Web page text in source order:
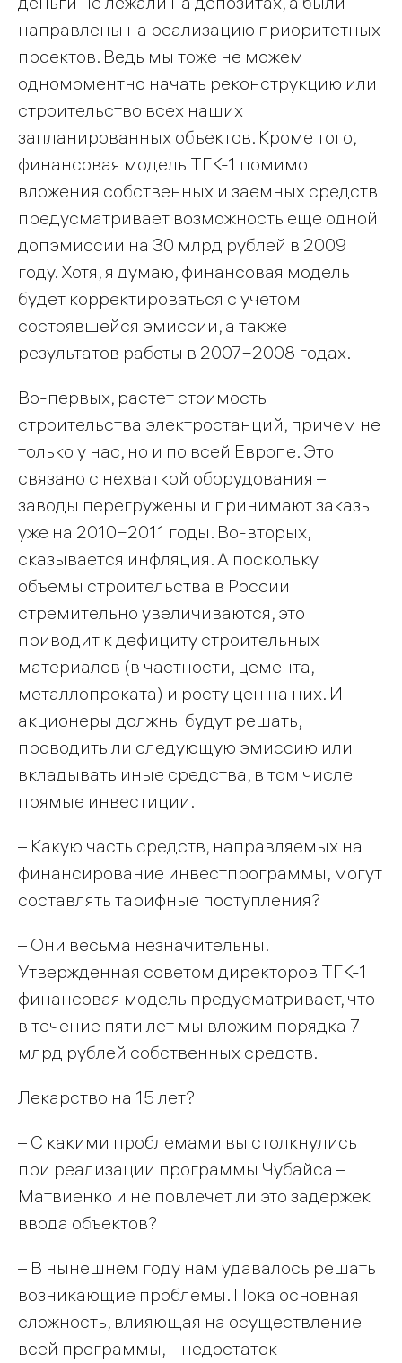
направлены на реализацию приоритетных
проектов. Ведь мы тоже не можем
одномоментно начать реконструкцию или
строительство всех наших
запланированных объектов. Кроме того,
финансовая модель ТГК-1 помимо
вложения собственных и заемных средств
предусматривает возможность еще одной
допэмиссии на 30 млрд рублей в 2009
году. Хотя, я думаю, финансовая модель
будет корректироваться с учетом
состоявшейся эмиссии, а также
результатов работы в 2007−2008 годах.
Во-первых, растет стоимость
строительства электростанций, причем не
только у нас, но и по всей Европе. Это
связано с нехваткой оборудования –
заводы перегружены и принимают заказы
уже на 2010−2011 годы. Во-вторых,
сказывается инфляция. А поскольку
объемы строительства в России
стремительно увеличиваются, это
приводит к дефициту строительных
материалов (в частности, цемента,
металлопроката) и росту цен на них. И
акционеры должны будут решать,
проводить ли следующую эмиссию или
вкладывать иные средства, в том числе
прямые инвестиции.
– Какую часть средств, направляемых на
финансирование инвестпрограммы, могут
составлять тарифные поступления?
– Они весьма незначительны.
Утвержденная советом директоров ТГК-1
финансовая модель предусматривает, что
в течение пяти лет мы вложим порядка 7
млрд рублей собственных средств.
Лекарство на 15 лет?
– С какими проблемами вы столкнулись
при реализации программы Чубайса –
Матвиенко и не повлечет ли это задержек
ввода объектов?
– В нынешнем году нам удавалось решать
возникающие проблемы. Пока основная
сложность, влияющая на осуществление
всей программы, – недостаток